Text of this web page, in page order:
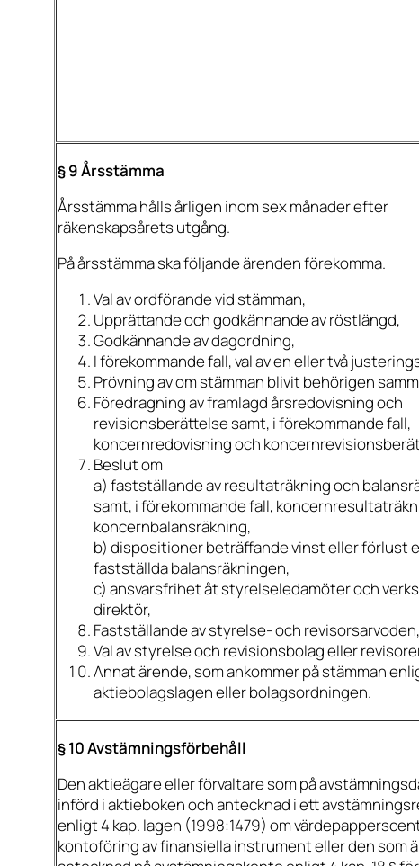
§ 9 Årsstämma
Årsstämma hålls årligen inom sex månader efter
räkenskapsårets utgång.
På årsstämma ska följande ärenden förekomma.
Val av ordförande vid stämman,
Upprättande och godkännande av röstlängd,
Godkännande av dagordning,
I förekommande fall, val av en eller två
Prövning av om stämman blivit behörigen
Föredragning av framlagd årsredovisning och
revisionsberättelse samt, i förekommande fall,
koncernredovisning och
Beslut om
a) fastställande av resultaträkning och
samt, i förekommande fall,
koncernbalansräkning,
b) dispositioner beträffande vinst eller förlust
fastställda balansräkningen,
c) ansvarsfrihet åt styrelseledamöter och
direktör,
Fastställande av styrelse- och revisorsarvoden,
Val av styrelse och revisionsbolag eller
Annat ärende, som ankommer på stämman
aktiebolagslagen eller bolagsordningen.
§ 10 Avstämningsförbehåll
Den aktieägare eller förvaltare som på
införd i aktieboken och antecknad i ett
enligt 4 kap. lagen (1998:1479) om
kontoföring av finansiella instrument eller den som